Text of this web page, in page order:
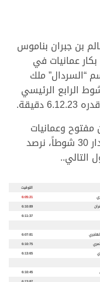
بن جبران بناموس
عمانيات في
دقيقة، وحسم “السردال” ملك
الرابع الرئيسي
مفتوح وعمانيات
وإنتاج شخصي وإنتاج دولة قطر على مدار 30 شوطاً، نرصد
التالي..
التوقيت
6:05:21
6:10:89
6:11:37
6:07:81
6:10:75
6:13:65
6:10:45